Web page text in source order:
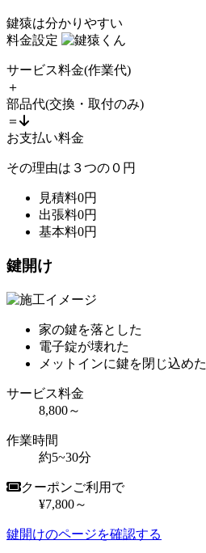
鍵猿は分かりやすい
料金設定
サービス料金(作業代)
＋
部品代(交換・取付のみ)
＝
お支払い料金
その理由は ３つの０ 円
見積料0円
出張料0円
基本料0円
鍵開け
家の鍵を落とした
電子錠が壊れた
メットインに鍵を閉じ込めた
サービス料金
8,800～
作業時間
約5~30分
クーポンご利用で
¥7,800～
鍵開けのページを確認する